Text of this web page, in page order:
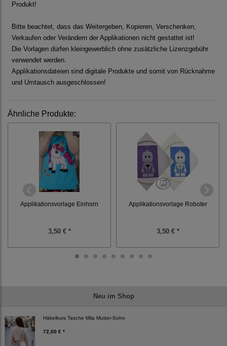
Neu im Shop
Häkelkurs Tasche Mila Mutter-Sohn
72,00 € *
Produkt!
Bitte beachtet, dass das Weitergeben, Kopieren, Verschenken,
Verkaufen oder Verändern der Applikationen nicht gestattet ist!
Die Vorlagen dürfen kleingewerblich ohne zusätzliche Lizenzgebühr
verwendet werden.
Applikationsdateien sind digitale Produkte und somit von Rücknahme
und Umtausch ausgeschlossen!
Ähnliche Produkte:
Applikationsvorlage Einhorn
3,50 € *
Applikationsvorlage Roboter
3,50 € *